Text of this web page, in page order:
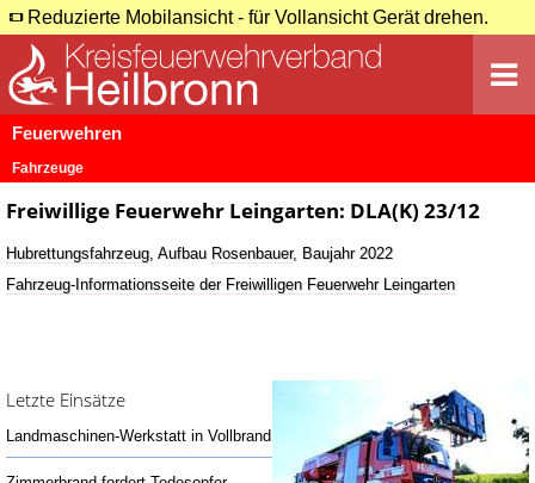
Reduzierte Mobilansicht - für Vollansicht Gerät drehen.
Feuerwehren
Fahrzeuge
Freiwillige Feuerwehr Leingarten: DLA(K) 23/12
Hubrettungsfahrzeug , Aufbau Rosenbauer, Baujahr 2022
Fahrzeug-Informationsseite der Freiwilligen Feuerwehr Leingarten
Letzte Einsätze
Landmaschinen-Werkstatt in Vollbrand